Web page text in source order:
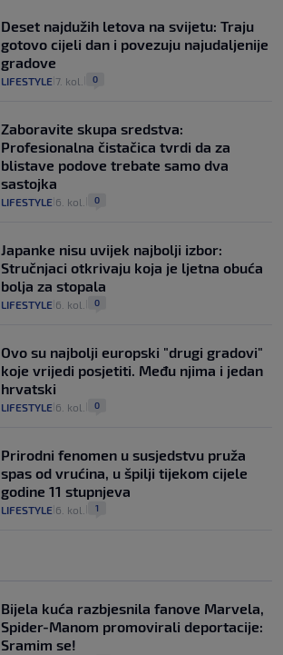
Deset najdužih letova na svijetu: Traju
gotovo cijeli dan i povezuju najudaljenije
gradove
LIFESTYLE 7. kol. 0
Zaboravite skupa sredstva:
Profesionalna čistačica tvrdi da za
blistave podove trebate samo dva
sastojka
LIFESTYLE 6. kol. 0
Japanke nisu uvijek najbolji izbor:
Stručnjaci otkrivaju koja je ljetna obuća
bolja za stopala
LIFESTYLE 6. kol. 0
Ovo su najbolji europski "drugi gradovi"
koje vrijedi posjetiti. Među njima i jedan
hrvatski
LIFESTYLE 6. kol. 0
Prirodni fenomen u susjedstvu pruža
spas od vrućina, u špilji tijekom cijele
godine 11 stupnjeva
LIFESTYLE 6. kol. 1
Bijela kuća razbjesnila fanove Marvela,
Spider-Manom promovirali deportacije:
Sramim se!